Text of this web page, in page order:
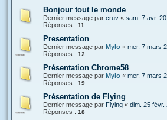
Bonjour tout le monde
Dernier message par cruv « sam. 7 avr.
Réponses : 11
Presentation
Dernier message par Mylo « mer. 7 mars
Réponses : 12
Présentation Chrome58
Dernier message par Mylo « mer. 7 mars
Réponses : 19
Présentation de Flying
Dernier message par Flying « dim. 25 févr.
Réponses : 18